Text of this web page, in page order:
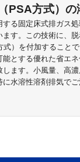
PSA方式）の
する固定床式排ガス
ます。この技術に、
式）を付加すること
能とする優れた省エ
します。小風量、高
に水溶性溶剤排気で